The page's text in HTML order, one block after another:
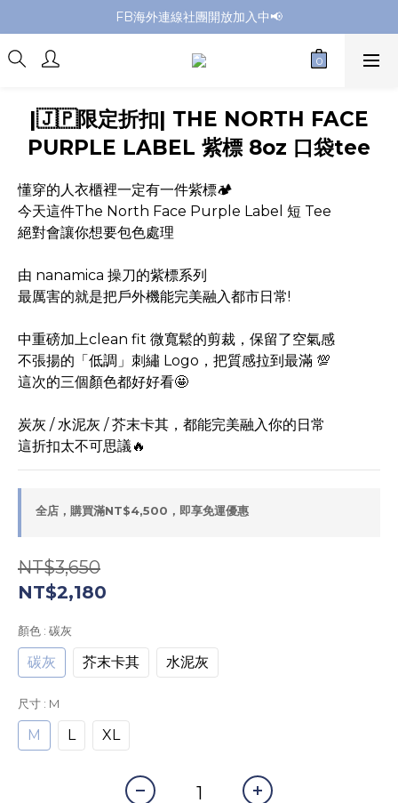
會員升級享更多優惠回饋✌️
FB海外連線社團開放加入中📢
全館購買滿NT$4,500，即享免運優惠
|🇯🇵限定折扣| THE NORTH FACE
PURPLE LABEL 紫標 8oz 口袋tee
懂穿的人衣櫃裡一定有一件紫標🏕️
今天這件The North Face Purple Label 短 Tee
絕對會讓你想要包色處理
由 nanamica 操刀的紫標系列
最厲害的就是把戶外機能完美融入都市日常!
中重磅加上clean fit 微寬鬆的剪裁，保留了空氣感
不張揚的「低調」刺繡 Logo，把質感拉到最滿 💯
這次的三個顏色都好好看🤩
炭灰 / 水泥灰 / 芥末卡其，都能完美融入你的日常
這折扣太不可思議🔥
全店，購買滿NT$4,500，即享免運優惠
NT$3,650
NT$2,180
顏色 : 碳灰
碳灰 芥末卡其 水泥灰
尺寸 : M
M L XL